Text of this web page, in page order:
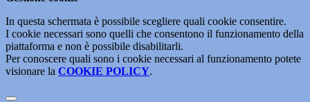
In questa schermata è possibile scegliere quali cookie consentire.
I cookie necessari sono quelli che consentono il funzionamento della
piattaforma e non è possibile disabilitarli.
Per conoscere quali sono i cookie necessari al funzionamento potete
visionare la COOKIE POLICY.